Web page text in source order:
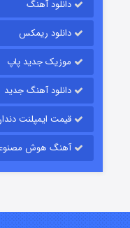
شکست
قسمت
قسمت۷
دانلود آهنگ
دانلود ریمکس
موزیک جدید پاپ
دانلود آهنگ جدید
قیمت ایمپلنت
آهنگ هوش